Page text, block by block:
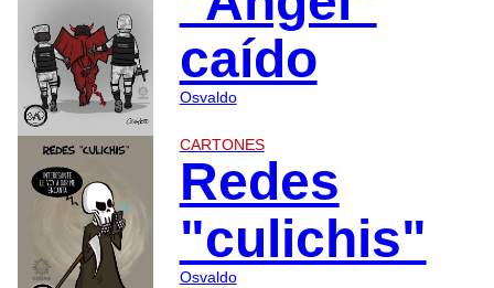
caído
Osvaldo
CARTONES
Redes
"culichis"
Osvaldo